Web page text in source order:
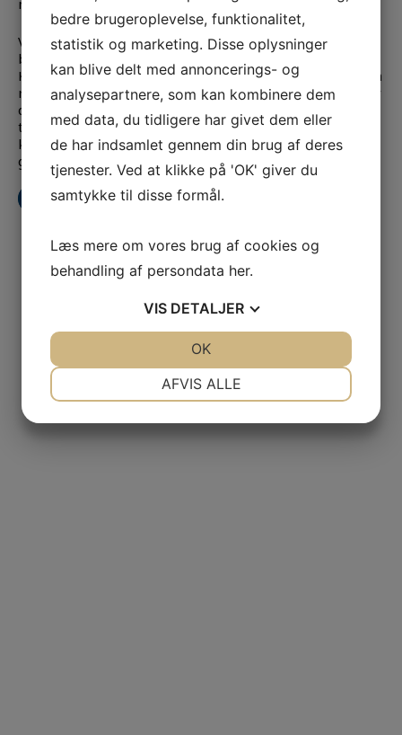
moderne faciliteter.
Vi opfordrer dig til at tage det næste skridt mod bedre
beskyttelse af din hørelse og øget komfort i hverdagen.
Kontakt os i dag for en uforpligtende samtale, hvor vi kan
rådgive dig om, hvilken type støjreducerende ørepropper
der er den rette for dig. Vores dedikerede team står klar
til at hjælpe dig med at finde den perfekte løsning, så du
kan opleve den forskel, som Audiovox ørepropper kan
gøre for dig.
Kontakt os
bedre brugeroplevelse, funktionalitet,
statistik og marketing. Disse oplysninger
kan blive delt med annoncerings- og
analysepartnere, som kan kombinere dem
med data, du tidligere har givet dem eller
de har indsamlet gennem din brug af deres
tjenester. Ved at klikke på 'OK' giver du
samtykke til disse formål.
Læs mere om vores brug af cookies og
behandling af persondata her.
VIS DETALJER
AFVIS ALLE
OK